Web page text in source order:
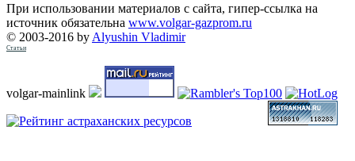
При использовании материалов с сайта, гипер-ссылка на
источник обязательна www.volgar-gazprom.ru
© 2003-2016 by Alyushin Vladimir
Статьи
volgar-mainlink